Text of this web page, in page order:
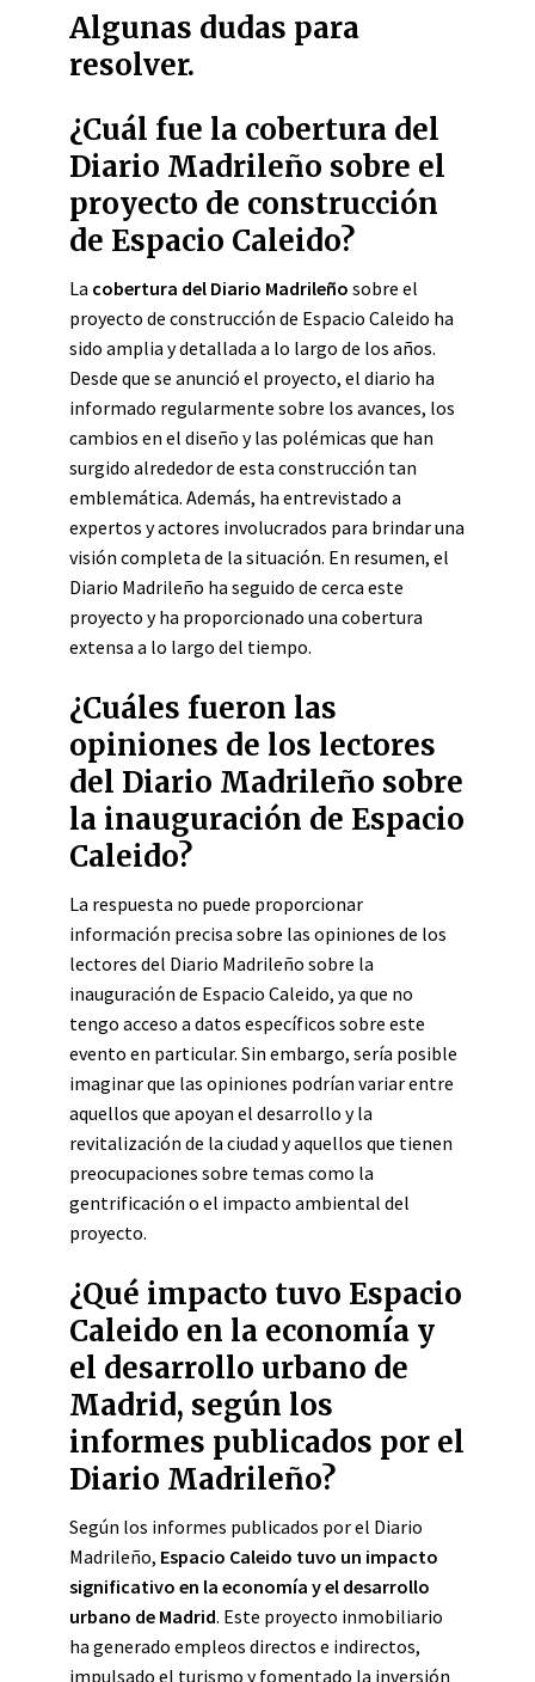
Algunas dudas para
resolver.
¿Cuál fue la cobertura del
Diario Madrileño sobre el
proyecto de construcción
de Espacio Caleido?
La cobertura del Diario Madrileño sobre el
proyecto de construcción de Espacio Caleido ha
sido amplia y detallada a lo largo de los años.
Desde que se anunció el proyecto, el diario ha
informado regularmente sobre los avances, los
cambios en el diseño y las polémicas que han
surgido alrededor de esta construcción tan
emblemática. Además, ha entrevistado a
expertos y actores involucrados para brindar una
visión completa de la situación. En resumen, el
Diario Madrileño ha seguido de cerca este
proyecto y ha proporcionado una cobertura
extensa a lo largo del tiempo.
¿Cuáles fueron las
opiniones de los lectores
del Diario Madrileño sobre
la inauguración de Espacio
Caleido?
La respuesta no puede proporcionar
información precisa sobre las opiniones de los
lectores del Diario Madrileño sobre la
inauguración de Espacio Caleido, ya que no
tengo acceso a datos específicos sobre este
evento en particular. Sin embargo, sería posible
imaginar que las opiniones podrían variar entre
aquellos que apoyan el desarrollo y la
revitalización de la ciudad y aquellos que tienen
preocupaciones sobre temas como la
gentrificación o el impacto ambiental del
proyecto.
¿Qué impacto tuvo Espacio
Caleido en la economía y
el desarrollo urbano de
Madrid, según los
informes publicados por el
Diario Madrileño?
Según los informes publicados por el Diario
Madrileño, Espacio Caleido tuvo un impacto
significativo en la economía y el desarrollo
urbano de Madrid. Este proyecto inmobiliario
ha generado empleos directos e indirectos,
impulsado el turismo y fomentado la inversión